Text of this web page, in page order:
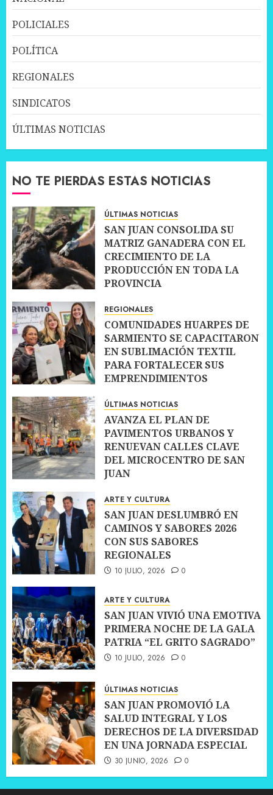
POLICIALES
POLÍTICA
REGIONALES
SINDICATOS
ÚLTIMAS NOTICIAS
NO TE PIERDAS ESTAS NOTICIAS
ÚLTIMAS NOTICIAS
SAN JUAN CONSOLIDA SU
MATRIZ GANADERA CON EL
CRECIMIENTO DE LA
PRODUCCIÓN EN TODA LA
PROVINCIA
REGIONALES
COMUNIDADES HUARPES DE
SARMIENTO SE CAPACITARON
EN SUBLIMACIÓN TEXTIL
PARA FORTALECER SUS
EMPRENDIMIENTOS
ÚLTIMAS NOTICIAS
AVANZA EL PLAN DE
PAVIMENTOS URBANOS Y
RENUEVAN CALLES CLAVE
DEL MICROCENTRO DE SAN
JUAN
ARTE Y CULTURA
SAN JUAN DESLUMBRÓ EN
CAMINOS Y SABORES 2026
CON SUS SABORES
REGIONALES
10 JULIO, 2026 0
ARTE Y CULTURA
SAN JUAN VIVIÓ UNA EMOTIVA
PRIMERA NOCHE DE LA GALA
PATRIA “EL GRITO SAGRADO”
10 JULIO, 2026 0
ÚLTIMAS NOTICIAS
SAN JUAN PROMOVIÓ LA
SALUD INTEGRAL Y LOS
DERECHOS DE LA DIVERSIDAD
EN UNA JORNADA ESPECIAL
30 JUNIO, 2026 0